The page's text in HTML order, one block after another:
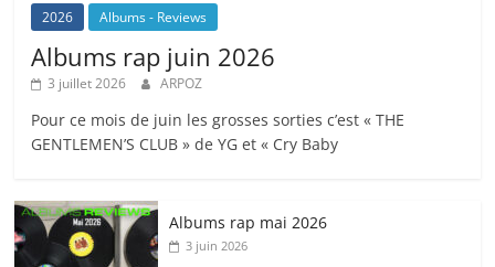
2026 Albums - Reviews
Albums rap juin 2026
3 juillet 2026 ARPOZ
Pour ce mois de juin les grosses sorties c’est « THE
GENTLEMEN’S CLUB » de YG et « Cry Baby
Albums rap mai 2026
3 juin 2026